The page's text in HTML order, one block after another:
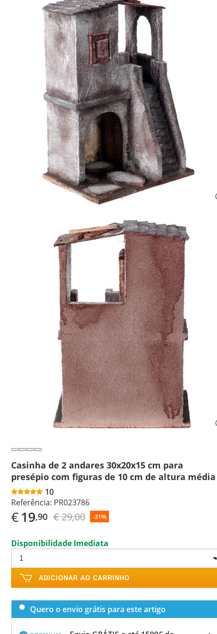
Casinha de 2 andares 30x20x15 cm para
presépio com figuras de 10 cm de altura média
10
Referência: PR023786
€19,90 € 29,00 -31%
Disponibilidade Imediata
ADICIONAR AO CARRINHO
Quero o envio grátis para este artigo